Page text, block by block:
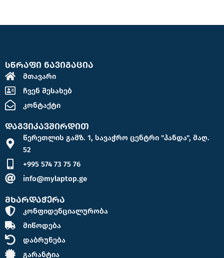
სწრაფი ნავიგაცია
მთავარი
ჩვენ შესახებ
კონტაქტი
დაგვიკავშირდით
წერეთლის გამზ. 1, სავაჭრო ცენტრი "პანდა", მაღ.
52
+995 574 73 75 76
info@mylaptop.ge
მხარდაჭერა
კონფიდენციალურობა
მიწოდება
დაბრუნება
გარანტია